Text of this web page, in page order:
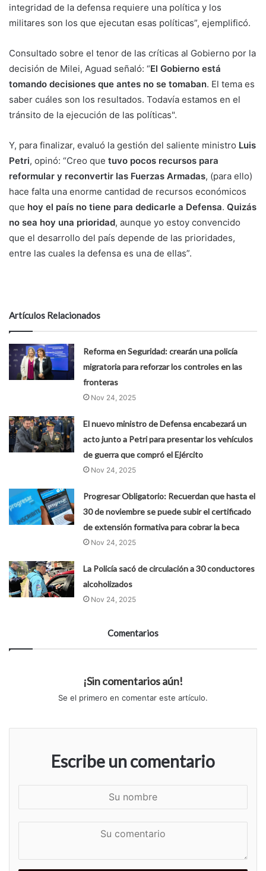
integridad de la defensa requiere una política y los
militares son los que ejecutan esas políticas”, ejemplificó.
Consultado sobre el tenor de las críticas al Gobierno por la
decisión de Milei, Aguad señaló: “El Gobierno está
tomando decisiones que antes no se tomaban. El tema es
saber cuáles son los resultados. Todavía estamos en el
tránsito de la ejecución de las políticas".
Y, para finalizar, evaluó la gestión del saliente ministro Luis
Petri, opinó: “Creo que tuvo pocos recursos para
reformular y reconvertir las Fuerzas Armadas, (para ello)
hace falta una enorme cantidad de recursos económicos
que hoy el país no tiene para dedicarle a Defensa. Quizás
no sea hoy una prioridad, aunque yo estoy convencido
que el desarrollo del país depende de las prioridades,
entre las cuales la defensa es una de ellas”.
Artículos Relacionados
Reforma en Seguridad: crearán una policía
migratoria para reforzar los controles en las
fronteras
Nov 24, 2025
El nuevo ministro de Defensa encabezará un
acto junto a Petri para presentar los vehículos
de guerra que compró el Ejército
Nov 24, 2025
Progresar Obligatorio: Recuerdan que hasta el
30 de noviembre se puede subir el certificado
de extensión formativa para cobrar la beca
Nov 24, 2025
La Policía sacó de circulación a 30 conductores
alcoholizados
Nov 24, 2025
Comentarios
¡Sin comentarios aún!
Se el primero en comentar este artículo.
Escribe un comentario